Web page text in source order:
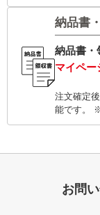
納品書
納品書・
マイペー
注文確定
能です。
お問